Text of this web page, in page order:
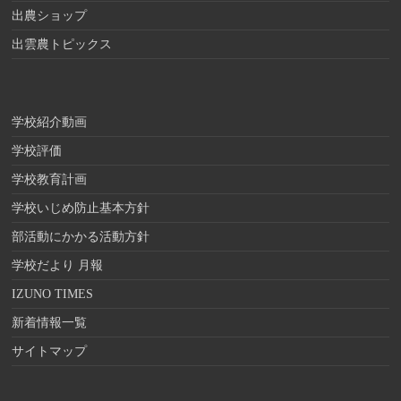
出農ショップ
出雲農トピックス
学校紹介動画
学校評価
学校教育計画
学校いじめ防止基本方針
部活動にかかる活動方針
学校だより 月報
IZUNO TIMES
新着情報一覧
サイトマップ